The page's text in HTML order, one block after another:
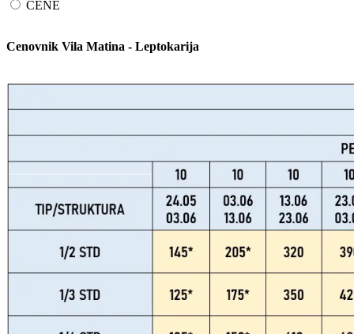
CENE
Cenovnik Vila Matina - Leptokarija